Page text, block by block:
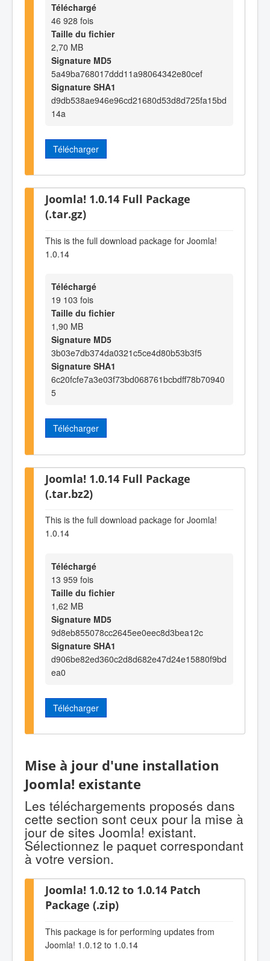
Téléchargé
46 928 fois
Taille du fichier
2,70 MB
Signature MD5
5a49ba768017ddd11a98064342e80cef
Signature SHA1
d9db538ae946e96cd21680d53d8d725fa15bd
14a
Télécharger
Joomla! 1.0.14 Full Package
(.tar.gz)
This is the full download package for Joomla!
1.0.14
Téléchargé
19 103 fois
Taille du fichier
1,90 MB
Signature MD5
3b03e7db374da0321c5ce4d80b53b3f5
Signature SHA1
6c20fcfe7a3e03f73bd068761bcbdff78b70940
5
Télécharger
Joomla! 1.0.14 Full Package
(.tar.bz2)
This is the full download package for Joomla!
1.0.14
Téléchargé
13 959 fois
Taille du fichier
1,62 MB
Signature MD5
9d8eb855078cc2645ee0eec8d3bea12c
Signature SHA1
d906be82ed360c2d8d682e47d24e15880f9bd
ea0
Télécharger
Mise à jour d'une installation
Joomla! existante
Les téléchargements proposés dans
cette section sont ceux pour la mise à
jour de sites Joomla! existant.
Sélectionnez le paquet correspondant
à votre version.
Joomla! 1.0.12 to 1.0.14 Patch
Package (.zip)
This package is for performing updates from
Joomla! 1.0.12 to 1.0.14